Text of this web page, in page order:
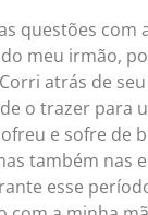
questões com
meu irmão,
atrás de
o trazer para
e sofre de
também nas
esse